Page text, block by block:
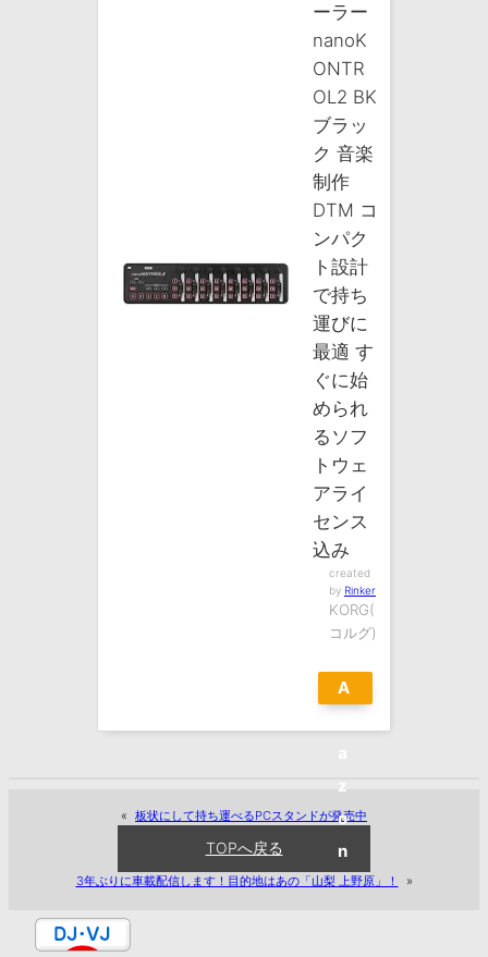
ーラー
nanoK
ONTR
OL2 BK
ブラッ
ク 音楽
制作
DTM コ
ンパク
ト設計
で持ち
運びに
最適 す
ぐに始
められ
るソフ
トウェ
アライ
センス
込み
created
by Rinker
KORG(
コルグ)
A
z
o
n
« 板状にして持ち運べるPCスタンドが発売中
TOPへ戻る
3年ぶりに車載配信します！目的地はあの「山梨 上野原」！ »